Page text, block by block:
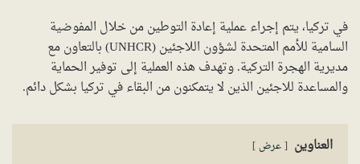
في تركيا، يتم إجراء عملية إعادة التوطين من خلال المفوضية
السامية للأمم المتحدة لشؤون اللاجئين (UNHCR) بالتعاون مع
مديرية الهجرة التركية. وتهدف هذه العملية إلى توفير الحماية
والمساعدة للاجئين الذين لا يتمكنون من البقاء في تركيا بشكل دائم.
العناوين عرض